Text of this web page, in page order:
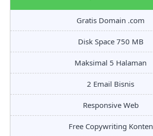
Gratis Domain .com
Disk Space 750 MB
Maksimal 5 Halaman
2 Email Bisnis
Responsive Web
Free Copywriting Konten